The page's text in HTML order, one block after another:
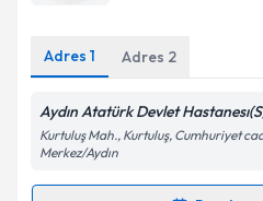
Kişisel verilerimin
Metni
Adres 1 Adres 2
Aydın Atatürk Devlet
Kurtuluş Mah., Kurtuluş, Cumhuriyet
Merkez/Aydın